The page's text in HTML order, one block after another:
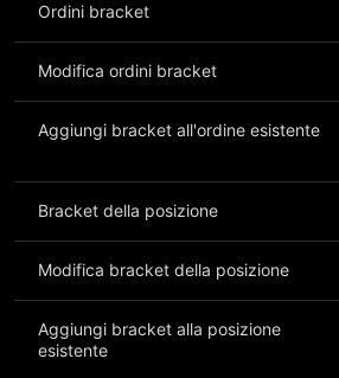
Ordini bracket
Modifica ordini bracket
Aggiungi bracket all'ordine esistente
Bracket della posizione
Modifica bracket della posizione
Aggiungi bracket alla posizione
esistente